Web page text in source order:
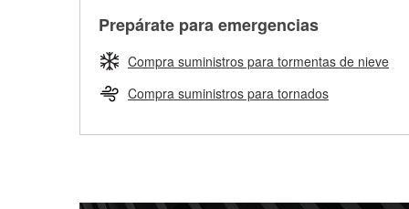
Prepárate para emergencias
Compra suministros para tormentas de nieve
Compra suministros para tornados